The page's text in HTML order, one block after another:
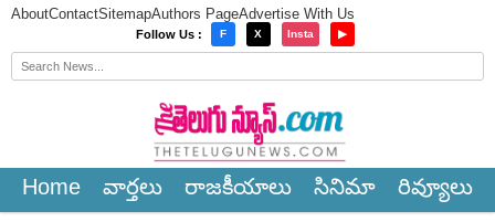
AboutContactSitemapAuthors PageAdvertise With Us
Follow Us : F X Insta ▶
Home వార్త‌లు రాజ‌కీయాలు సినిమా రివ్యూలు